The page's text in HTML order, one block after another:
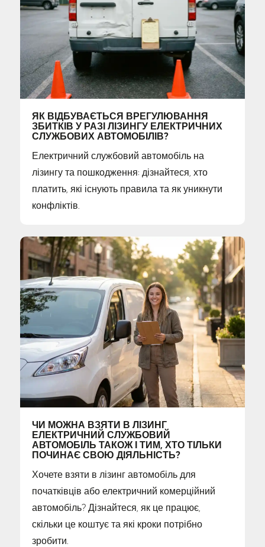
ЯК ВІДБУВАЄТЬСЯ ВРЕГУЛЮВАННЯ
ЗБИТКІВ У РАЗІ ЛІЗИНГУ ЕЛЕКТРИЧНИХ
СЛУЖБОВИХ АВТОМОБІЛІВ?
Електричний службовий автомобіль на
лізингу та пошкодження: дізнайтеся, хто
платить, які існують правила та як уникнути
конфліктів.
ЧИ МОЖНА ВЗЯТИ В ЛІЗИНГ
ЕЛЕКТРИЧНИЙ СЛУЖБОВИЙ
АВТОМОБІЛЬ ТАКОЖ І ТИМ, ХТО ТІЛЬКИ
ПОЧИНАЄ СВОЮ ДІЯЛЬНІСТЬ?
Хочете взяти в лізинг автомобіль для
початківців або електричний комерційний
автомобіль? Дізнайтеся, як це працює,
скільки це коштує та які кроки потрібно
зробити.